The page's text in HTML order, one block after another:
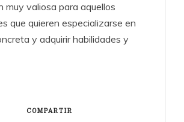
muy valiosa para aquellos
que quieren especializarse en
y adquirir habilidades y
COMPARTIR